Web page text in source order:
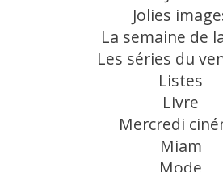
Jolies
La semaine de
Les séries du
Listes
Livre
Mercredi
Miam
Mode